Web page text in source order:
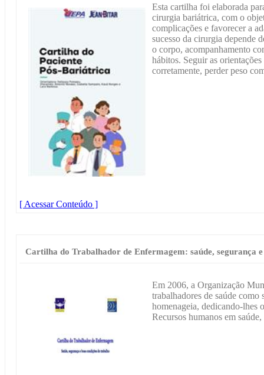
Esta cartilha foi elaborada
cirurgia bariátrica, com o
complicações e favorecer a
sucesso da cirurgia depende
o corpo, acompanhamento
hábitos. Seguir as
corretamente, perder peso
[ Acessar Conteúdo ]
Cartilha do Trabalhador de Enfermagem: saúde, segurança
Em 2006, a Organização
trabalhadores de saúde como
homenageia, dedicando-lhes
Recursos humanos em